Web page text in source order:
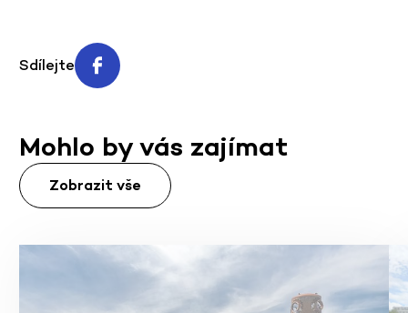
Sdílejte
Mohlo by vás zajímat
Zobrazit vše